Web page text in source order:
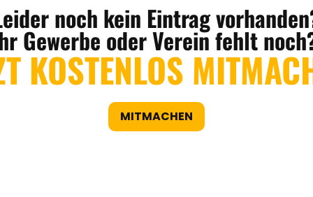
noch kein Eintrag
Gewerbe oder Verein fehlt
KOSTENLOS
MITMACHEN